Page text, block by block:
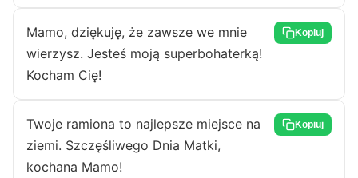
Mamo, dziękuję, że zawsze we mnie
wierzysz. Jesteś moją superbohaterką!
Kocham Cię!
Kopiuj
Twoje ramiona to najlepsze miejsce na
ziemi. Szczęśliwego Dnia Matki,
kochana Mamo!
Kopiuj